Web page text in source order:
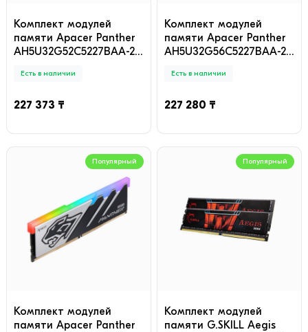
Комплект модулей
памяти Apacer Panther
AH5U32G52C5227BAA-2
Есть в наличии
227 373 ₸
Комплект модулей
памяти Apacer Panther
AH5U32G56C5227BAA-2
5600MHz
Есть в наличии
227 280 ₸
Популярный
Комплект модулей
памяти Apacer Panther
Популярный
Комплект модулей
памяти G.SKILL Aegis